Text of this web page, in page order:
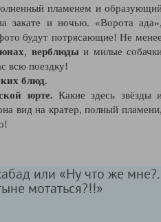
пламенем и
закате и ночью. «Ворота
будут потрясающие! Не
, верблюды и милые
всю поездку!
блюд.
юрте. Какие здесь звёзды
вид на кратер, полный
или «Ну что же мне?..
мотаться?!!»